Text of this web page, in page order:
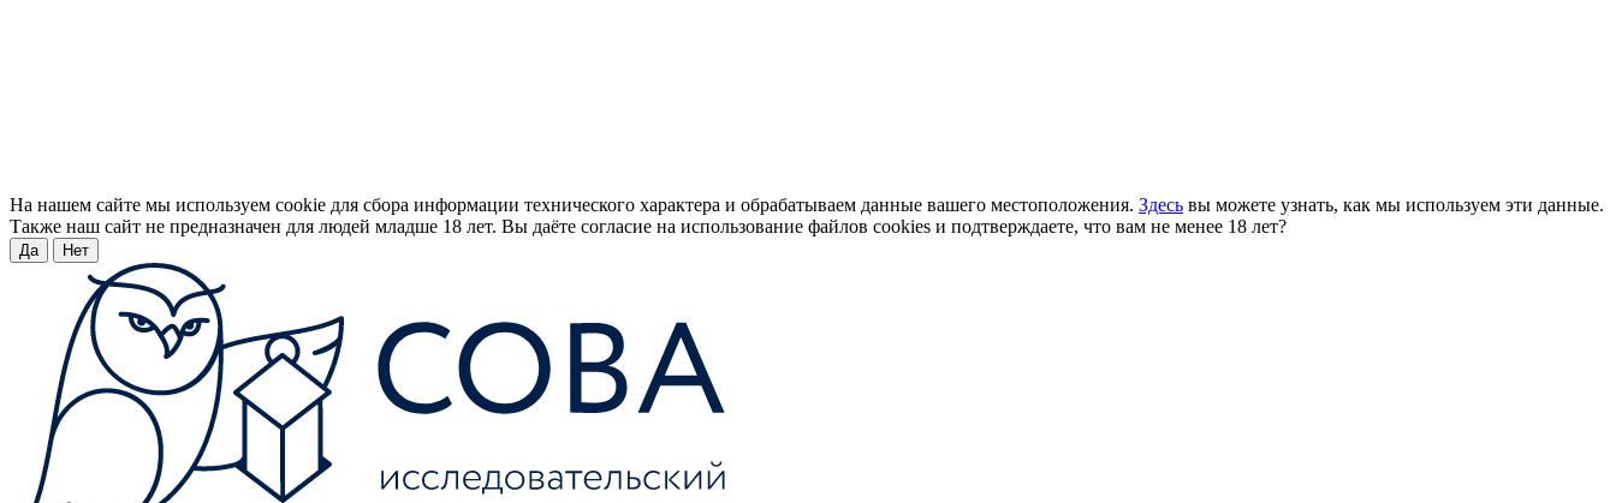
На нашем сайте мы используем cookie для сбора информации технического характера и обрабатываем данные вашего местоположения. Здесь вы можете узнать, как мы используем эти данные.
Также наш сайт не предназначен для людей младше 18 лет. Вы даёте согласие на использование файлов cookies и подтверждаете, что вам не менее 18 лет?
Да Нет